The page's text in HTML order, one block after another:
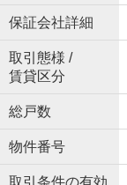
保証会社詳細
取引態様 /
賃貸区分
総戸数
物件番号
取引条件の有効